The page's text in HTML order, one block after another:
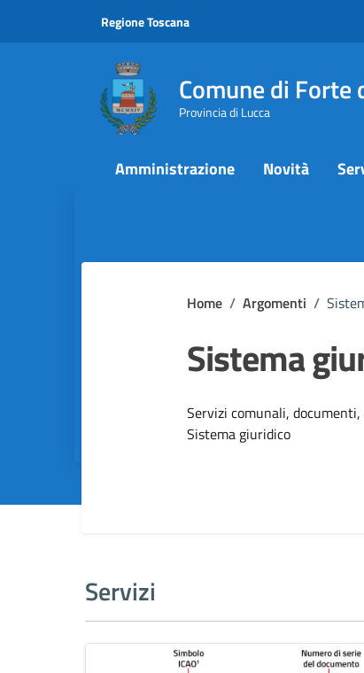
Regione Toscana
Comune di Forte
Provincia di Lucca
Amministrazione Novità
Home / Argomenti /
Sistema
Dettagli
Servizi comunali,
Sistema giuridico
Servizi